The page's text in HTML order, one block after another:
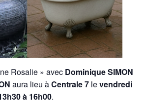
Rosalie » avec Dominique SIMON
aura lieu àCentrale 7 levendredi
à 16h00.